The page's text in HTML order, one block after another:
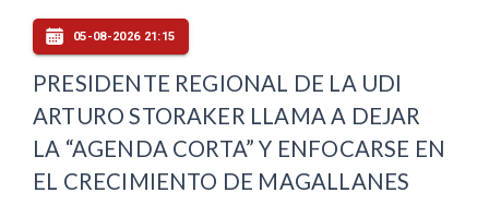
05-08-2026 21:15
PRESIDENTE REGIONAL DE LA UDI
ARTURO STORAKER LLAMA A DEJAR
LA “AGENDA CORTA” Y ENFOCARSE EN
EL CRECIMIENTO DE MAGALLANES